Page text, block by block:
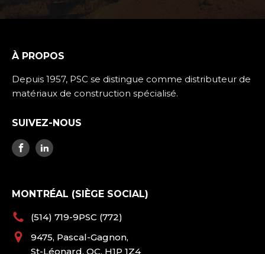
À PROPOS
Depuis 1957, PSC se distingue comme distributeur de
matériaux de construction spécialisé.
SUIVEZ-NOUS
MONTRÉAL (SIÈGE SOCIAL)
(514) 719-9PSC (772)
9475, Pascal-Gagnon,
St-Léonard, QC, H1P 1Z4